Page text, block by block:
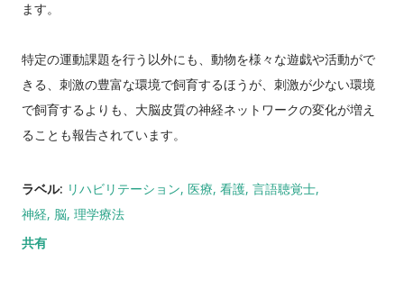
ます。
特定の運動課題を行う以外にも、動物を様々な遊戯や活動がで
きる、刺激の豊富な環境で飼育するほうが、刺激が少ない環境
で飼育するよりも、大脳皮質の神経ネットワークの変化が増え
ることも報告されています。
ラベル: リハビリテーション 医療 看護 言語聴覚士
神経 脳 理学療法
共有